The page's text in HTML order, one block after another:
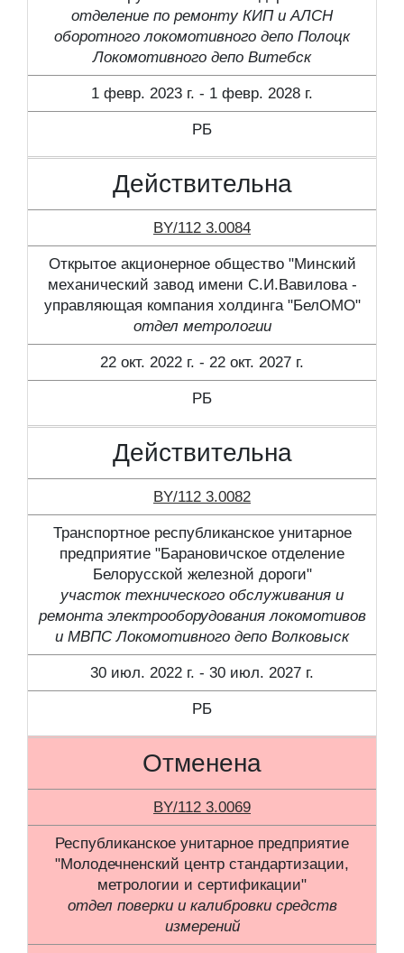
отделение по ремонту КИП и АЛСН
оборотного локомотивного депо Полоцк
Локомотивного депо Витебск
1 февр. 2023 г. - 1 февр. 2028 г.
РБ
Действительна
BY/112 3.0084
Открытое акционерное общество "Минский
механический завод имени С.И.Вавилова -
управляющая компания холдинга "БелОМО"
отдел метрологии
22 окт. 2022 г. - 22 окт. 2027 г.
РБ
Действительна
BY/112 3.0082
Транспортное республиканское унитарное
предприятие "Барановичское отделение
Белорусской железной дороги"
участок технического обслуживания и
ремонта электрооборудования локомотивов
и МВПС Локомотивного депо Волковыск
30 июл. 2022 г. - 30 июл. 2027 г.
РБ
Отменена
BY/112 3.0069
Республиканское унитарное предприятие
"Молодечненский центр стандартизации,
метрологии и сертификации"
отдел поверки и калибровки средств
измерений